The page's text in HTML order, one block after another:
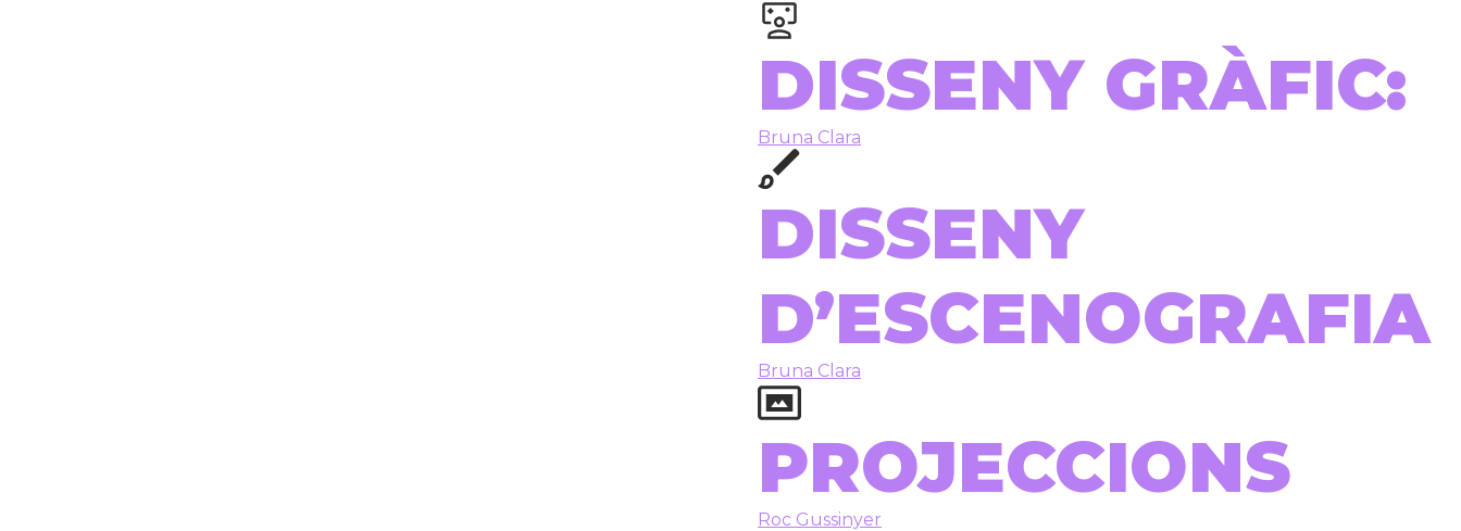
DISSENY GRÀFIC:
Bruna Clara
DISSENY
D’ESCENOGRAFIA
Bruna Clara
PROJECCIONS
Roc Gussinyer